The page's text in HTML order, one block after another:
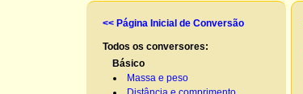
<< Página Inicial de Conversão
Todos os conversores:
Básico
Massa e peso